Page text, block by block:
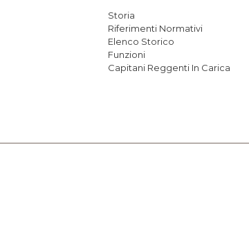
Storia
Riferimenti Normativi
Elenco Storico
Funzioni
Capitani Reggenti In Carica